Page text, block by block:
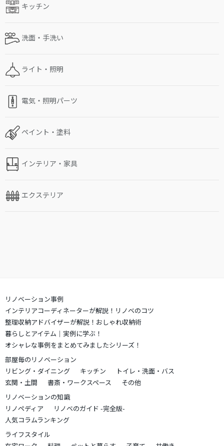
キッチン
洗面・手洗い
ライト・照明
電気・照明パーツ
ペイント・塗料
インテリア・家具
エクステリア
リノベーション事例
インテリアコーディネーターが解説！リノベのコツ
整理収納アドバイザーが解説！おしゃれ収納術
暮らしとアイテム｜実例に学ぶ！
オシャレな事例をまとめてみましたシリーズ！
部屋毎のリノベーション
リビング・ダイニング
キッチン
トイレ・洗面・バス
玄関・土間
書斎・ワークスペース
その他
リノベーションの知識
リノペディア
リノベのガイド -完全版-
人気コラムランキング
ライフスタイル